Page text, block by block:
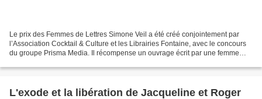
Le prix des Femmes de Lettres Simone Veil a été créé conjointement par
l’Association Cocktail & Culture et les Librairies Fontaine, avec le concours
du groupe Prisma Media. Il récompense un ouvrage écrit par une femme
L'exode et la libération de Jacqueline et Roger